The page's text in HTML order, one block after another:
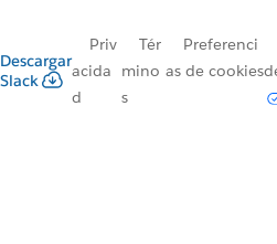
Descargar
Slack
Priv
acida
d
Tér
mino
s
Preferenci
as de cookies